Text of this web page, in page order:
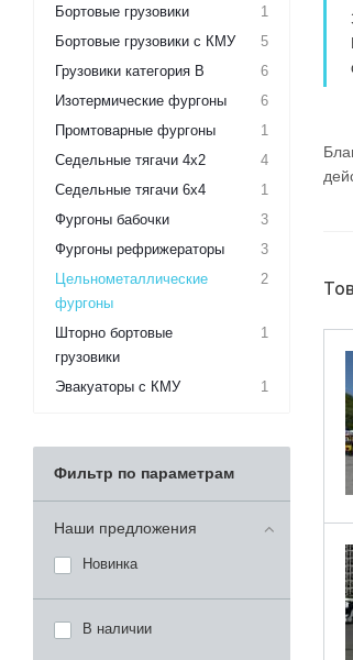
Бортовые грузовики
1
Бортовые грузовики с КМУ
5
Грузовики категория B
6
Изотермические фургоны
6
Промтоварные фургоны
1
Седельные тягачи 4х2
4
Седельные тягачи 6х4
1
Фургоны бабочки
3
Фургоны рефрижераторы
3
Цельнометаллические
фургоны
2
Шторно бортовые
грузовики
1
Эвакуаторы с КМУ 1
Фильтр по параметрам
Наши предложения
Новинка
В наличии